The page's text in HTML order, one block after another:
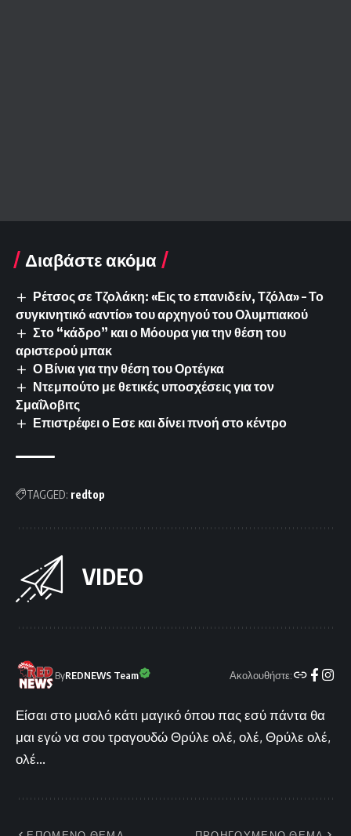
Διαβάστε ακόμα
Ρέτσος σε Τζολάκη: «Εις το επανιδείν, Τζόλα» – Το
συγκινητικό «αντίο» του αρχηγού του Ολυμπιακού
Στο “κάδρο” και ο Μόουρα για την θέση του
αριστερού μπακ
Ο Βίνια για την θέση του Ορτέγκα
Ντεμπούτο με θετικές υποσχέσεις για τον
Σμαΐλοβιτς
Επιστρέφει ο Εσε και δίνει πνοή στο κέντρο
TAGGED: redtop
VIDEO
ByREDNEWS Team Ακολουθήστε:
Είσαι στο μυαλό κάτι μαγικό όπου πας εσύ πάντα θα
μαι εγώ να σου τραγουδώ Θρύλε ολέ, ολέ, Θρύλε ολέ,
ολέ...